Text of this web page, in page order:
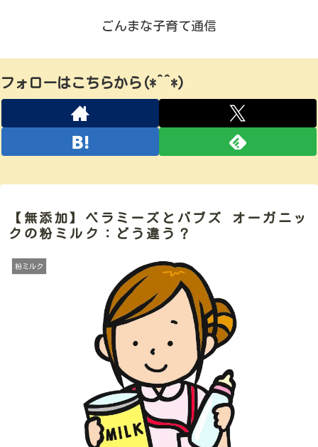
ごんまな子育て通信
フォローはこちらから(*^^*)
【無添加】ベラミーズとバブズ オーガニッ
クの粉ミルク：どう違う？
粉ミルク